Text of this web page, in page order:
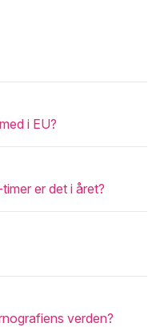
i EU?
er det i året?
verden?